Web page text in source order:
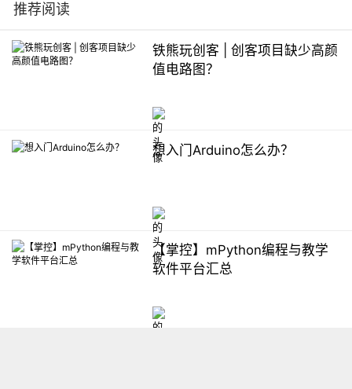
推荐阅读
铁熊玩创客 | 创客项目缺少高颜
值电路图？
想入门Arduino怎么办？
【掌控】mPython编程与教学
软件平台汇总